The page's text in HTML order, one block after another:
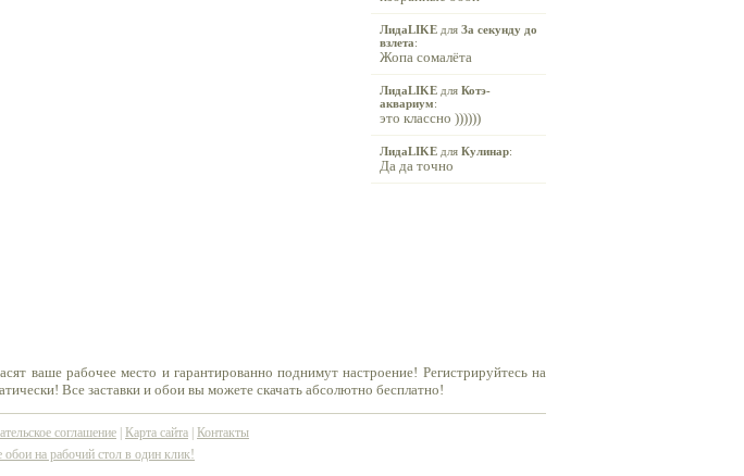
ЛидаLIKE для За секунду до
взлета:
Жопа сомалёта
ЛидаLIKE для Котэ-
аквариум:
это классно ))))))
ЛидаLIKE для Кулинар:
Да да точно
ваше рабочее место и гарантированно поднимут настроение! Регистрируйтесь на
Все заставки и обои вы можете скачать абсолютно бесплатно!
соглашение Карта сайта
Контакты
на рабочий стол в один клик!